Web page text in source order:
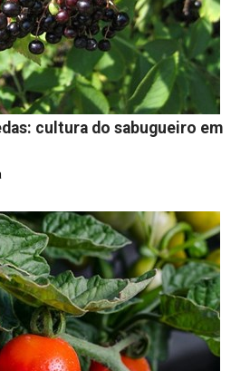
cultura do sabugueiro em